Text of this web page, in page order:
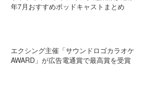
年7月おすすめポッドキャストまとめ
エクシング主催「サウンドロゴカラオケ
AWARD」が広告電通賞で最高賞を受賞